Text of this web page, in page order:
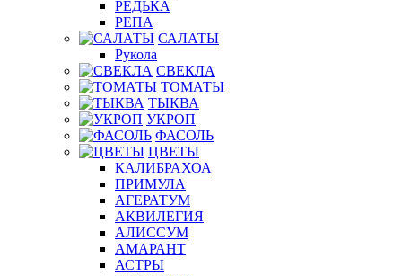
РЕДЬКА
РЕПА
САЛАТЫ
Рукола
СВЕКЛА
ТОМАТЫ
ТЫКВА
УКРОП
ФАСОЛЬ
ЦВЕТЫ
КАЛИБРАХОА
ПРИМУЛА
АГЕРАТУМ
АКВИЛЕГИЯ
АЛИССУМ
АМАРАНТ
АСТРЫ